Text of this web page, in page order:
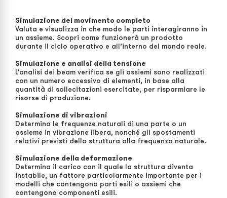
Simulazione del movimento completo
Valuta e visualizza in che modo le parti interagiranno in
un assieme. Scopri come funzionerà un prodotto
durante il ciclo operativo e all’interno del mondo reale.
Simulazione e analisi della tensione
L’analisi dei beam verifica se gli assiemi sono realizzati
con un numero eccessivo di elementi, in base alla
quantità di sollecitazioni esercitate, per risparmiare le
risorse di produzione.
Simulazione di vibrazioni
Determina le frequenze naturali di una parte o un
assieme in vibrazione libera, nonché gli spostamenti
relativi previsti della struttura alla frequenza naturale.
Simulazione della deformazione
Determina il carico con il quale la struttura diventa
instabile, un fattore particolarmente importante per i
modelli che contengono parti esili o assiemi che
contengono componenti esili.